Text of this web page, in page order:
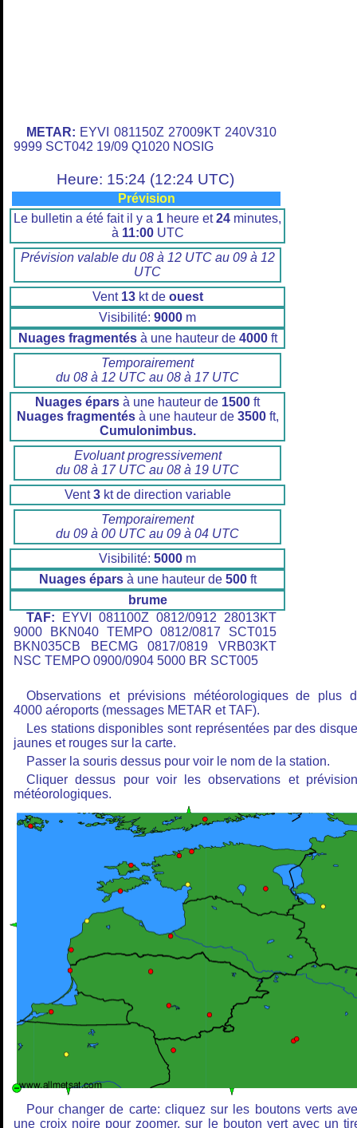
METAR: EYVI 081150Z 27009KT 240V310
9999 SCT042 19/09 Q1020 NOSIG
Heure: 15:24 (12:24 UTC)
Prévision
Le bulletin a été fait il y a 1 heure et24 minutes,
à 11:00UTC
Prévision valable du 08 à 12 UTC au 09 à 12
UTC
Vent 13kt de ouest
Visibilité: 9000 m
Nuages fragmentésà une hauteur de 4000ft
Temporairement
du 08 à 12 UTC au 08 à 17 UTC
Nuages épars à une hauteur de 1500 ft
Nuages fragmentésà une hauteur de 3500ft,
Cumulonimbus.
Evoluant progressivement
du 08 à 17 UTC au 08 à 19 UTC
Vent3kt de direction variable
Temporairement
du 09 à 00 UTC au 09 à 04 UTC
Visibilité: 5000 m
Nuages éparsà une hauteur de 500ft
brume
TAF: EYVI 081100Z 0812/0912 28013KT
9000 BKN040 TEMPO 0812/0817 SCT015
BKN035CB BECMG 0817/0819 VRB03KT
NSC TEMPO 0900/0904 5000 BR SCT005
Observations et prévisions météorologiques de plus
4000 aéroports (messages METAR et TAF).
Les stations disponibles sont représentées par des
jaunes et rouges sur la carte.
Passer la souris dessus pour voir le nom de la station.
Cliquer dessus pour voir les observations et
météorologiques.
Pour changer de carte: cliquez sur les boutons verts
une croix noire pour zoomer, sur le bouton vert avec un